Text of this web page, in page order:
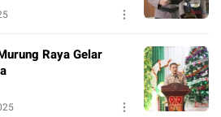
Raya Gelar